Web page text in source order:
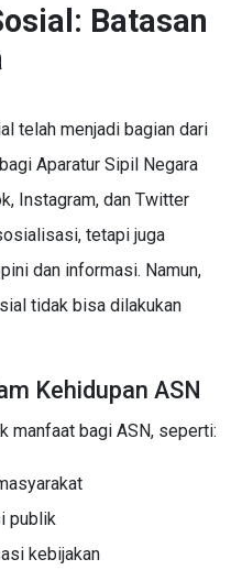
Batasan
telah menjadi bagian dari
Aparatur Sipil Negara
Instagram, dan Twitter
tetapi juga
dan informasi. Namun,
tidak bisa dilakukan
Kehidupan ASN
manfaat bagi ASN, seperti:
publik
kebijakan